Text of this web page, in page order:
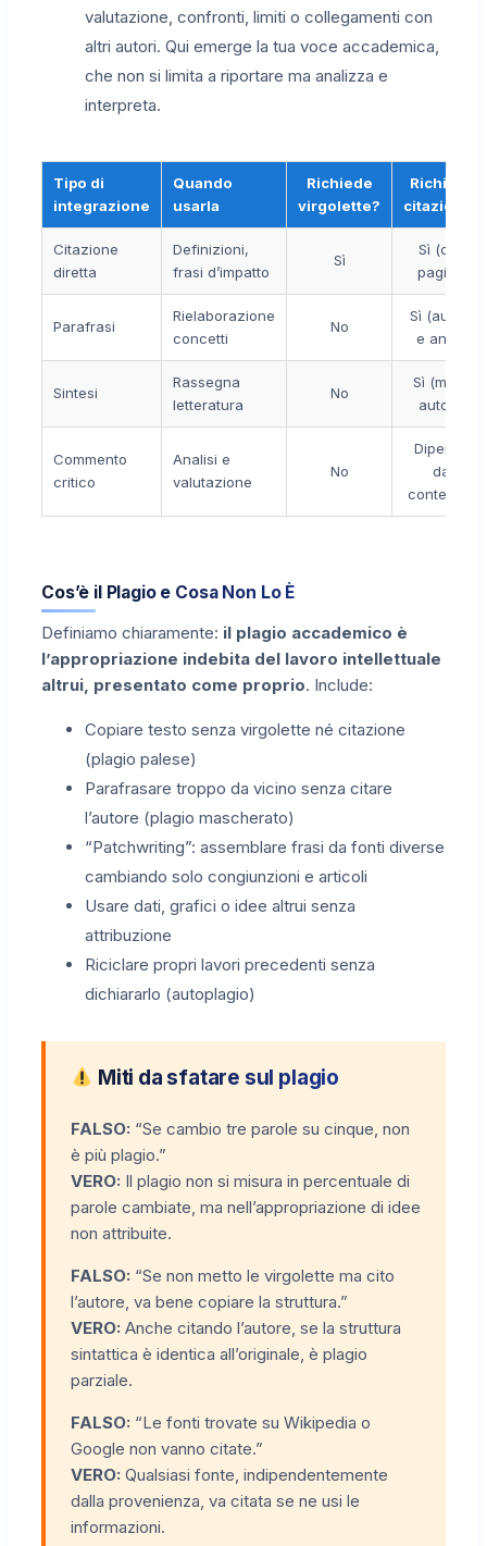
valutazione, confronti, limiti o collegamenti con
altri autori. Qui emerge la tua voce accademica,
che non si limita a riportare ma analizza e
interpreta.
Tipo di
integrazione
Quando
usarla
Richiede
virgolette?
Richiede
citazione?
Citazione
diretta
Definizioni,
frasi d’impatto
Sì
Sì (con
pagina)
Parafrasi
Rielaborazione
concetti
No
Sì (autore
e anno)
Sintesi
Rassegna
letteratura
No
Sì (multi-
autore)
Commento
critico
Analisi e
valutazione
No
Dipende
dal
contenuto
Cos’è il Plagio e Cosa Non Lo È
Definiamo chiaramente: il plagio accademico è
l’appropriazione indebita del lavoro intellettuale
altrui, presentato come proprio. Include:
Copiare testo senza virgolette né citazione
(plagio palese)
Parafrasare troppo da vicino senza citare
l’autore (plagio mascherato)
“Patchwriting”: assemblare frasi da fonti diverse
cambiando solo congiunzioni e articoli
Usare dati, grafici o idee altrui senza
attribuzione
Riciclare propri lavori precedenti senza
dichiararlo (autoplagio)
Miti da sfatare sul plagio
FALSO: “Se cambio tre parole su cinque, non
è più plagio.”
VERO: Il plagio non si misura in percentuale di
parole cambiate, ma nell’appropriazione di idee
non attribuite.
FALSO: “Se non metto le virgolette ma cito
l’autore, va bene copiare la struttura.”
VERO: Anche citando l’autore, se la struttura
sintattica è identica all’originale, è plagio
parziale.
FALSO: “Le fonti trovate su Wikipedia o
Google non vanno citate.”
VERO: Qualsiasi fonte, indipendentemente
dalla provenienza, va citata se ne usi le
informazioni.